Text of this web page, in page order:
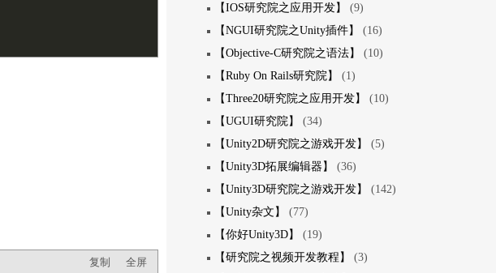
复制 全屏
【IOS研究院之应用开发】
(9)
【NGUI研究院之Unity插件】
(16)
【Objective-C研究院之语法】
(10)
【Ruby On Rails研究院】
(1)
【Three20研究院之应用开发】
(10)
【UGUI研究院】
(34)
【Unity2D研究院之游戏开发】
(5)
【Unity3D拓展编辑器】
(36)
【Unity3D研究院之游戏开发】
(142)
【Unity杂文】
(77)
【你好Unity3D】
(19)
【研究院之视频开发教程】
(3)